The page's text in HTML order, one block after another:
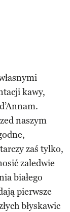
kawy,
naszym
zaś tylko,
zaledwie
białego
pierwsze
błyskawic